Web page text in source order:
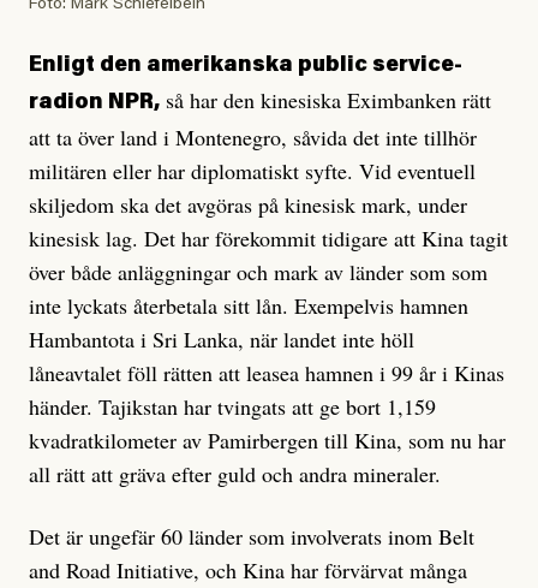
Foto: Mark Schiefelbein
Enligt den amerikanska public service-
radion NPR, så har den kinesiska Eximbanken rätt
att ta över land i Montenegro, såvida det inte tillhör
militären eller har diplomatiskt syfte. Vid eventuell
skiljedom ska det avgöras på kinesisk mark, under
kinesisk lag. Det har förekommit tidigare att Kina tagit
över både anläggningar och mark av länder som som
inte lyckats återbetala sitt lån. Exempelvis hamnen
Hambantota i Sri Lanka, när landet inte höll
låneavtalet föll rätten att leasea hamnen i 99 år i Kinas
händer. Tajikstan har tvingats att ge bort 1,159
kvadratkilometer av Pamirbergen till Kina, som nu har
all rätt att gräva efter guld och andra mineraler.
Det är ungefär 60 länder som involverats inom Belt
and Road Initiative, och Kina har förvärvat många